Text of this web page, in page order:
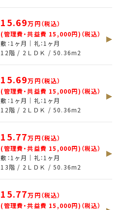
15.69万円（税込）
(管理費・共益費 15,000円)（税込）
敷：1ヶ月｜礼：1ヶ月
12階 / 2ＬＤＫ / 50.36m2
15.69万円（税込）
(管理費・共益費 15,000円)（税込）
敷：1ヶ月｜礼：1ヶ月
12階 / 2ＬＤＫ / 50.36m2
15.77万円（税込）
(管理費・共益費 15,000円)（税込）
敷：1ヶ月｜礼：1ヶ月
13階 / 2ＬＤＫ / 50.36m2
15.77万円（税込）
(管理費・共益費 15,000円)（税込）